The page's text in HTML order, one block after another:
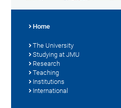
Home
The University
Studying at JMU
Research
Teaching
Institutions
International